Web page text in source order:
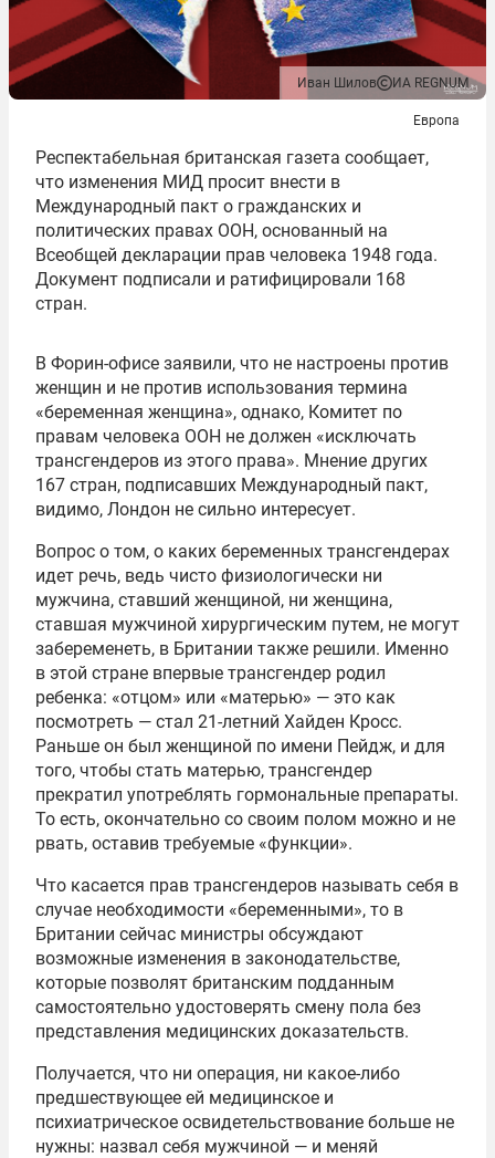
Иван Шилов ИА REGNUM
Европа
Респектабельная британская газета сообщает,
что изменения МИД просит внести в
Международный пакт о гражданских и
политических правах ООН, основанный на
Всеобщей декларации прав человека 1948 года.
Документ подписали и ратифицировали 168
стран.
В Форин-офисе заявили, что не настроены против
женщин и не против использования термина
«беременная женщина», однако, Комитет по
правам человека ООН не должен «исключать
трансгендеров из этого права». Мнение других
167 стран, подписавших Международный пакт,
видимо, Лондон не сильно интересует.
Вопрос о том, о каких беременных трансгендерах
идет речь, ведь чисто физиологически ни
мужчина, ставший женщиной, ни женщина,
ставшая мужчиной хирургическим путем, не могут
забеременеть, в Британии также решили. Именно
в этой стране впервые трансгендер родил
ребенка: «отцом» или «матерью» — это как
посмотреть — стал 21-летний Хайден Кросс.
Раньше он был женщиной по имени Пейдж, и для
того, чтобы стать матерью, трансгендер
прекратил употреблять гормональные препараты.
То есть, окончательно со своим полом можно и не
рвать, оставив требуемые «функции».
Что касается прав трансгендеров называть себя в
случае необходимости «беременными», то в
Британии сейчас министры обсуждают
возможные изменения в законодательстве,
которые позволят британским подданным
самостоятельно удостоверять смену пола без
представления медицинских доказательств.
Получается, что ни операция, ни какое-либо
предшествующее ей медицинское и
психиатрическое освидетельствование больше не
нужны: назвал себя мужчиной — и меняй